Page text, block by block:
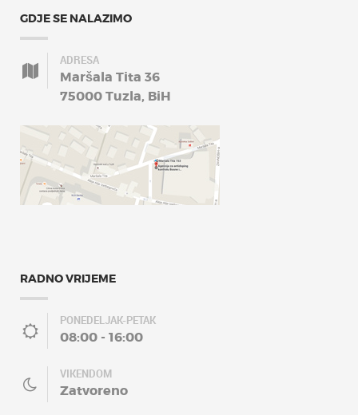
GDJE SE NALAZIMO
ADRESA
Maršala Tita 36
75000 Tuzla, BiH
RADNO VRIJEME
PONEDELJAK-PETAK
08:00 - 16:00
VIKENDOM
Zatvoreno